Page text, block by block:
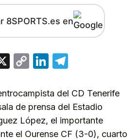
8SPORTS.es en
X
CopyLinkedIn
del CD Tenerife
de prensa del Estadio
López, el importante
el Ourense CF (3-0), cuarto